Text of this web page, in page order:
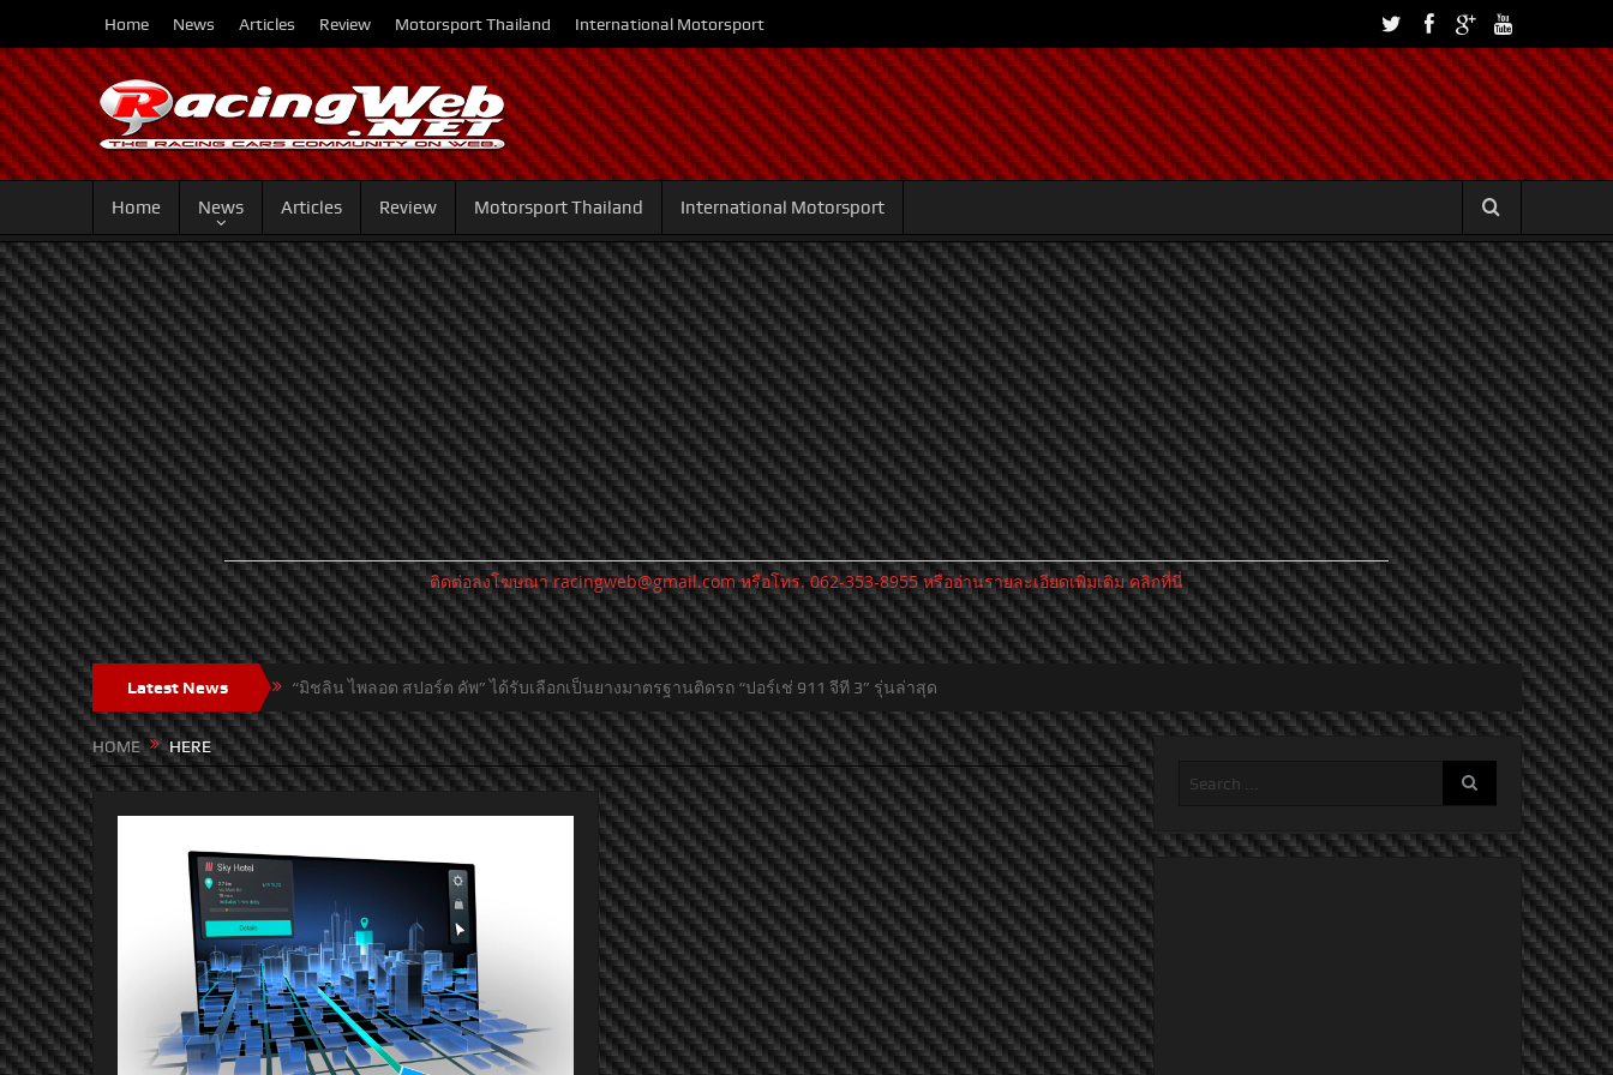
Home News Articles Review Motorsport Thailand International Motorsport
Home News Articles Review Motorsport Thailand International Motorsport
ติดต่อลงโฆษณาracingweb@gmail.comหรือโทร. 062-353-8955 หรืออ่านรายละเอียดเพิ่มเติม คลิกที่นี่
Latest News “มิชลิน ไพลอต สปอร์ต คัพ” ได้รับเลือกเป็นยางมาตรฐานติดรถ “ปอร์เช่ 911 จีที 3” รุ่นล่าสุด
คอนติเนนทอล HERE และ Leia ร่วมกันสร้างระบบนำทาง 3 มิติแบบสมจริง แข็งแกร่งและรวดเร็วยิ่งขึ้น อีกระดับแห่งความเร้าใจ: ปอร์เช่ 911 GT3 Cup ใหม่
“IRC” ต้อนรับปี 2021 คว้าตัว “บันนี่คีย์” อวดเซ็กซ์แอพพีลเพลินตาบนปฏิทิน!! พร้อมเปิดตัวยางอเนกประสงค์สมรรถนะสูง “PERSONA NR50” ตอบโจทย์มอเตอร์ไซค์ไซส์
เอ็มจี ผนึก WHAUP เปิด “Solar Carpark” ขนาดใหญ่ที่สุดในประเทศไทย ณ โรงงานผลิตรถยนต์ เอ็มจี
ปอร์เช่ เปิดตัว พานาเมร่า ใหม่ (The new Panamera) แรงสะใจด้วยพละกำลังสูงสุด 700 แรงม้า
อีซูซุจัดทดสอบ “ออลนิว อีซูซุมิว-เอ็กซ์” โชว์ความเหนือชั้นด้านสมรรถนะและเทคโนโลยีเพื่อความปลอดภัยที่ครบครัน
อีซูซุเปิดตัว “ออลนิว อีซูซุมิว-เอ็กซ์” เหนือทุกความเชื่อ…เหนือทุกความสำเร็จ พลิกโฉมความหรูหราที่มาพร้อมเทคโนโลยีเพื่อความปลอดภัยสุดล้ำ
MG เปิดตัว NEW MG HS PHEV ชูแนวคิด “REFINEMENT” ขับเคลื่อนทุกคุณค่าของชีวิตเหนือระดับด้วยเทคโนโลยี Plug-in Hybrid ที่ให้ความภาคภูมิใจในการเป็นเจ้าของ
HOME HERE